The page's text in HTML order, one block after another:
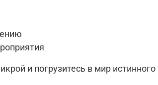
и погрузитесь в мир